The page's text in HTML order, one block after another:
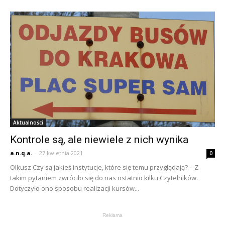
Aktualności
Kontrole są, ale niewiele z nich wynika
a.n.q.a. - 27 kwietnia 2021 0
Olkusz Czy są jakieś instytucje, które się temu przyglądają? – Z
takim pytaniem zwróciło się do nas ostatnio kilku Czytelników.
Dotyczyło ono sposobu realizacji kursów...
Reklama